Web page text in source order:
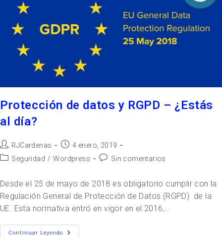
Protección de datos y RGPD – ¿Estás
al día?
RJCardenas
4 enero, 2019
Seguridad / Wordpress Sin comentarios
Desde el 25 de mayo de 2018 es obligatorio cumplir con la
Regulación General de Protección de Datos (RGPD) de la
UE. Esta normativa entró en vigor en el 2016,…
Continuar Leyendo